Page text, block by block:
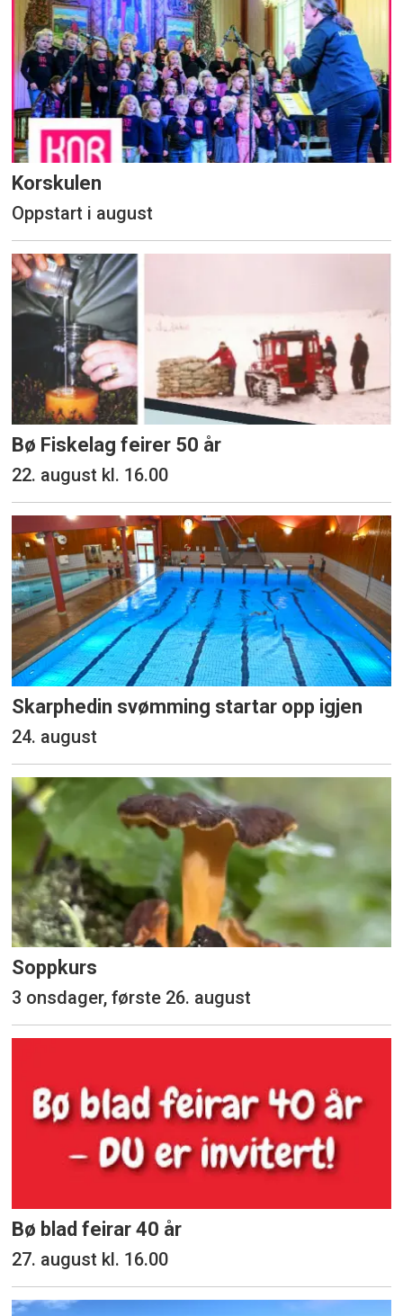
Korskulen
Oppstart i august
Bø Fiskelag feirer 50 år
22. august kl. 16.00
Skarphedin svømming startar opp igjen
24. august
Soppkurs
3 onsdager, første 26. august
Bø blad feirar 40 år
27. august kl. 16.00